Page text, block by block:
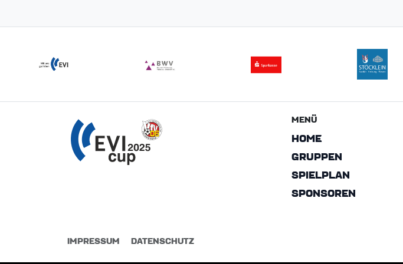
MENÜ
HOME
GRUPPEN
SPIELPLAN
SPONSOREN
IMPRESSUM DATENSCHUTZ